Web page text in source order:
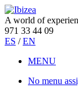
A world of
971 33 44 09
ES / EN
MENU
No menu